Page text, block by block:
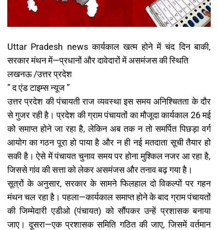
Uttar Pradesh news कार्यकाल खत्म होने में चंद दिन बाकी,
सरकार मंथन में—प्रधानों और दावेदारों में असमंजस की स्थिति
लखनऊ /उत्तर प्रदेश
” द एंड टाइम्स न्यूज ”
उत्तर प्रदेश की पंचायती राज व्यवस्था इस समय अनिश्चितता के दौर
से गुजर रही है। प्रदेश की ग्राम पंचायतों का मौजूदा कार्यकाल 26 मई
को समाप्त होने जा रहा है, लेकिन अब तक न तो समर्पित पिछड़ा वर्ग
आयोग का गठन पूरा हो पाया है और न ही नई मतदाता सूची तैयार हो
सकी है। ऐसे में पंचायत चुनाव समय पर होना मुश्किल नजर आ रहा है,
जिससे गांव की सत्ता को लेकर असमंजस और तनाव बढ़ गया है।
सूत्रों के अनुसार, सरकार के सामने फिलहाल दो विकल्पों पर गहन
मंथन चल रहा है। पहला—कार्यकाल समाप्त होने के बाद ग्राम पंचायतों
की जिम्मेदारी एडीओ (पंचायत) को सौंपकर उन्हें प्रशासक बनाया
जाए। दूसरा—एक प्रशासक समिति गठित की जाए, जिसमें वर्तमान